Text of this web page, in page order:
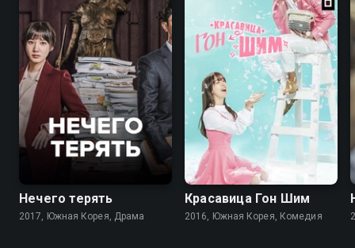
6.7
Нечего терять
2017, Южная Корея, Драма
7.7 7.3
Красавица Гон Шим
2016, Южная Корея, Комедия